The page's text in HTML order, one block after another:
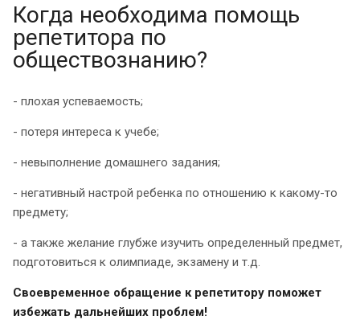
Когда необходима помощь
репетитора по
обществознанию?
- плохая успеваемость;
- потеря интереса к учебе;
- невыполнение домашнего задания;
- негативный настрой ребенка по отношению к какому-то
предмету;
- а также желание глубже изучить определенный предмет,
подготовиться к олимпиаде, экзамену и т.д.
Своевременное обращение к репетитору поможет
избежать дальнейших проблем!